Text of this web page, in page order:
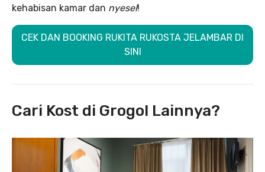
kehabisan kamar dan nyesel!
CEK DAN BOOKING RUKITA RUKOSTA JELAMBAR DI
SINI
Cari Kost di Grogol Lainnya?